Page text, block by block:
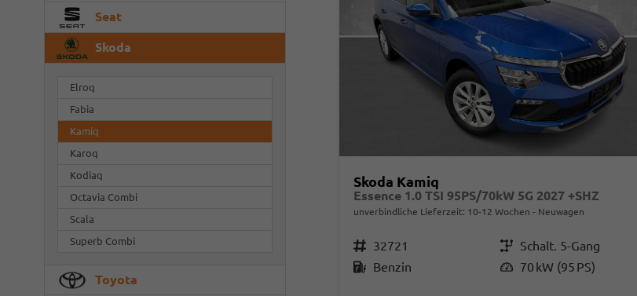
Skoda Kamiq
Essence 1.0 TSI 95PS/70kW 5G 2027 +SHZ
unverbindliche Lieferzeit: 10-12 Wochen Neuwagen
Fahrzeugnr. 32721 GetriebeSchalt. 5-Gang
Kraftstoff Benzin Leistung 70 kW (95 PS)
Seat
Skoda
Elroq
Fabia
Kamiq
Karoq
Kodiaq
Octavia Combi
Scala
Superb Combi
Toyota